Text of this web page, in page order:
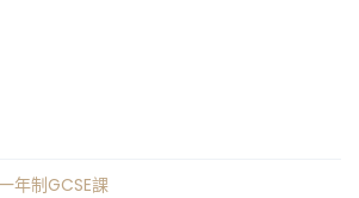
年制GCSE課